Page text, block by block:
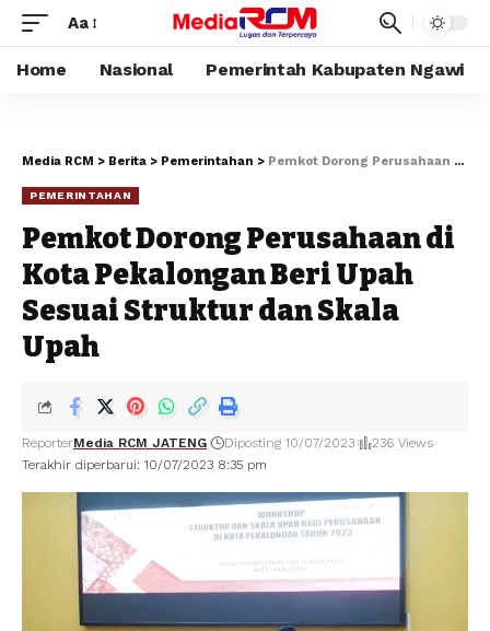
Aa
Home Nasional Pemerintah Kabupaten Ngawi
Media RCM > Berita > Pemerintahan > Pemkot Dorong Perusahaan di Kota Pekalongan Beri Upah Sesuai Struktur dan Skala Upah
PEMERINTAHAN
Pemkot Dorong Perusahaan di
Kota Pekalongan Beri Upah
Sesuai Struktur dan Skala
Upah
Terakhir diperbarui: 10/07/2023 8:35 pm
ReporterMedia RCM JATENG Diposting 10/07/2023 236 Views